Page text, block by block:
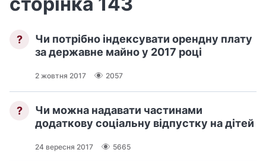
?
Чи потрібно індексувати орендну плату
за державне майно у 2017 році
2 жовтня 2017 2057
?
Чи можна надавати частинами
додаткову соціальну відпустку на дітей
24 вересня 2017 5665